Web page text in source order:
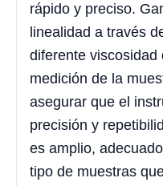
rápido y preciso.
linealidad a través
diferente viscosidad
medición de la
asegurar que el
precisión y
es amplio,
tipo de muestras